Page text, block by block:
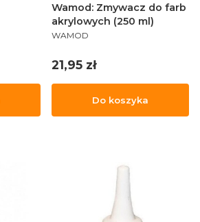
Wamod: Zmywacz do farb
akrylowych (250 ml)
PRODUCENT
WAMOD
Cena
21,95 zł
Do koszyka